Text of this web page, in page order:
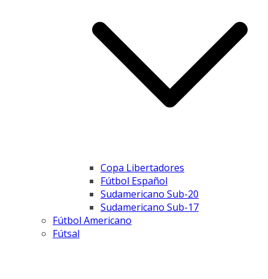
Copa Libertadores
Fútbol Español
Sudamericano Sub-20
Sudamericano Sub-17
Fútbol Americano
Fútsal